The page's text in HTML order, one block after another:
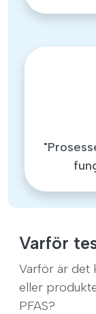
Varför
Varför är det
eller
PFAS?